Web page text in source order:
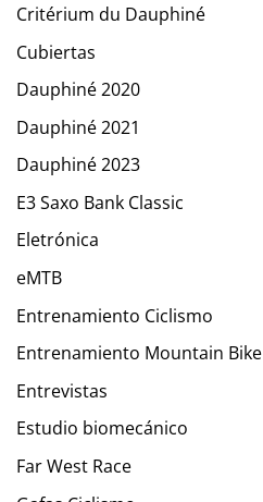
Critérium du Dauphiné
Cubiertas
Dauphiné 2020
Dauphiné 2021
Dauphiné 2023
E3 Saxo Bank Classic
Eletrónica
eMTB
Entrenamiento Ciclismo
Entrenamiento Mountain Bike
Entrevistas
Estudio biomecánico
Far West Race